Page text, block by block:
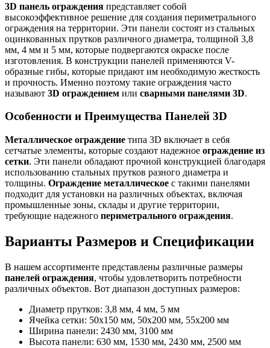
3D панель ограждения представляет собой
высокоэффективное решение для создания периметрального
ограждения на территории. Эти панели состоят из стальных
оцинкованных прутков различного диаметра, толщиной 3,8
мм, 4 мм и 5 мм, которые подвергаются окраске после
изготовления. В конструкции панелей применяются V-
образные гибы, которые придают им необходимую жесткость
и прочность. Именно поэтому такие ограждения часто
называют 3D ограждением или сварными панелями 3D.
Особенности и Преимущества Панелей 3D
Металлическое ограждение типа 3D включает в себя
сетчатые элементы, которые создают надежное ограждение из
сетки. Эти панели обладают прочной конструкцией благодаря
использованию стальных прутков разного диаметра и
толщины. Ограждение металлическое с такими панелями
подходит для установки на различных объектах, включая
промышленные зоны, склады и другие территории,
требующие надежного периметрального ограждения.
Варианты Размеров и Спецификации
В нашем ассортименте представлены различные размеры
панелей ограждения, чтобы удовлетворить потребности
различных объектов. Вот диапазон доступных размеров:
Диаметр прутков: 3,8 мм, 4 мм, 5 мм
Ячейка сетки: 50х150 мм, 50х200 мм, 55х200 мм
Ширина панели: 2430 мм, 3100 мм
Высота панели: 630 мм, 1530 мм, 2430 мм, 2500 мм